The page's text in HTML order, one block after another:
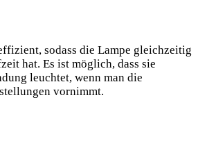
sodass die⁣ Lampe gleichzeitig
hat. Es ist möglich, ‌dass sie
leuchtet, wenn man die
vornimmt.